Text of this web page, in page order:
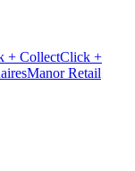
+ CollectClick +
Manor Retail